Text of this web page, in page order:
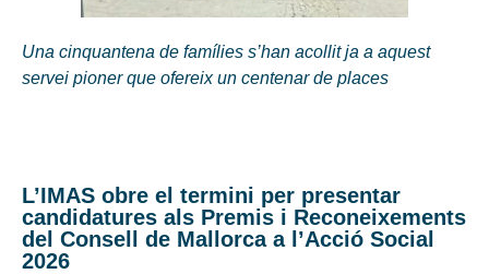
Una cinquantena de famílies s’han acollit ja a aquest
servei pioner que ofereix un centenar de places
L’IMAS obre el termini per presentar
candidatures als Premis i Reconeixements
del Consell de Mallorca a l’Acció Social
2026